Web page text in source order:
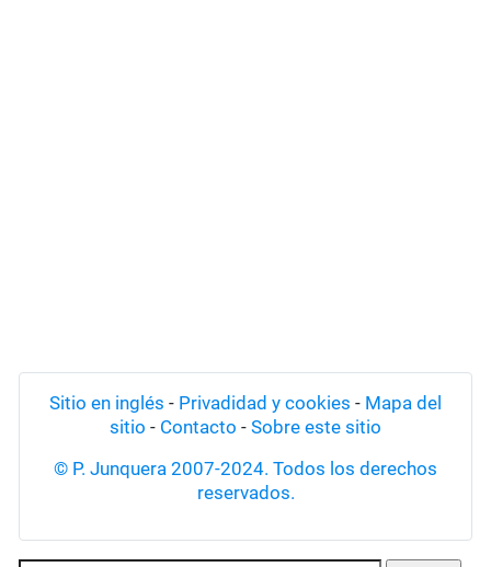
Sitio en inglés - Privadidad y cookies - Mapa del
sitio - Contacto - Sobre este sitio
© P. Junquera 2007-2024. Todos los derechos
reservados.